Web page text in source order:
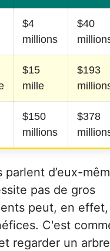
$4
millions
$40
$15
mille
$193
$150
millions
$378
parlent d’eux-
pas de gros
peut, en
C'est
regarder un